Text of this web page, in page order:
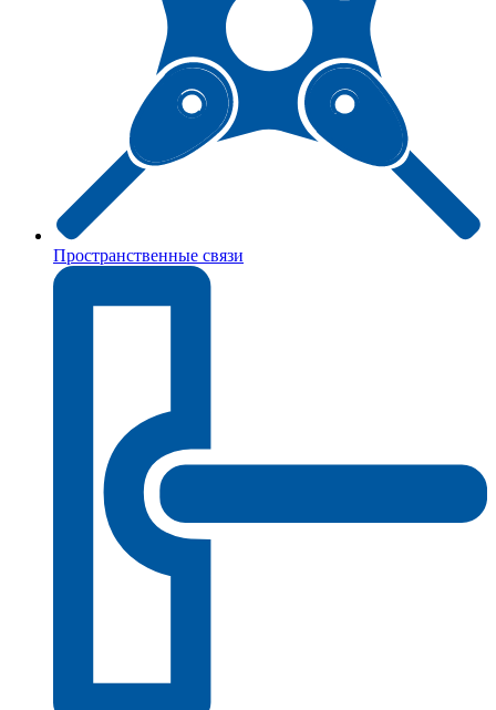
Пространственные связи